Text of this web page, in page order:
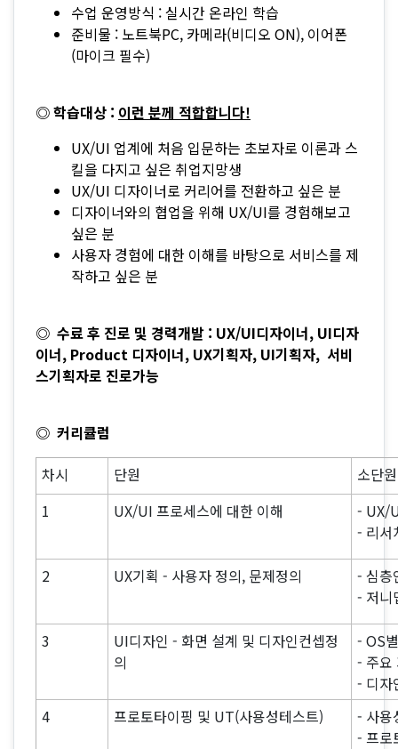
수업 운영방식 : 실시간 온라인 학습
준비물 : 노트북PC, 카메라(비디오 ON), 이어폰
(마이크 필수)
◎ 학습대상 : 이런 분께 적합합니다!
UX/UI 업계에 처음 입문하는 초보자로 이론과 스
킬을 다지고 싶은 취업지망생
UX/UI 디자이너로 커리어를 전환하고 싶은 분
디자이너와의 협업을 위해 UX/UI를 경험해보고
싶은 분
사용자 경험에 대한 이해를 바탕으로 서비스를 제
작하고 싶은 분
◎ 수료 후 진로 및 경력개발 : UX/UI디자이너, UI디자
이너, Product 디자이너, UX기획자, UI기획자, 서비
스기획자로 진로가능
◎ 커리큘럼
차시
단원
소단원
1
UX/UI 프로세스에 대한 이해
- UX/
- 리서
2 UX기획 - 사용자 정의, 문제정의
- 심층
- 저니
3
UI디자인 - 화면 설계 및 디자인컨셉정
의
- OS
- 주요
- 디자
4
프로토타이핑 및 UT(사용성테스트)
- 사용
- 프로